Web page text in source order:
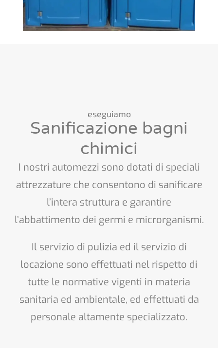
eseguiamo
Sanificazione bagni
chimici
I nostri automezzi sono dotati di speciali
attrezzature che consentono di sanificare
l’intera struttura e garantire
l’abbattimento dei germi e microrganismi.
Il servizio di pulizia ed il servizio di
locazione sono effettuati nel rispetto di
tutte le normative vigenti in materia
sanitaria ed ambientale, ed effettuati da
personale altamente specializzato.